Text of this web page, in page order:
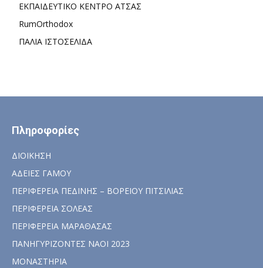
ΕΚΠΑΙΔΕΥΤΙΚΟ ΚΕΝΤΡΟ ΑΤΣΑΣ
RumOrthodox
ΠΑΛΙΑ ΙΣΤΟΣΕΛΙΔΑ
Πληροφορίες
ΔΙΟΙΚΗΣΗ
ΑΔΕΙΕΣ ΓΑΜΟΥ
ΠΕΡΙΦΕΡΕΙΑ ΠΕΔΙΝΗΣ – ΒΟΡΕΙΟΥ ΠΙΤΣΙΛΙΑΣ
ΠΕΡΙΦΕΡΕΙΑ ΣΟΛΕΑΣ
ΠΕΡΙΦΕΡΕΙΑ ΜΑΡΑΘΑΣΑΣ
ΠΑΝΗΓΥΡΙΖΟΝΤΕΣ ΝΑΟΙ 2023
ΜΟΝΑΣΤΗΡΙΑ